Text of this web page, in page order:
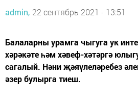
admin, 22 сентябрь 2021 - 13:51
Балаларны урамга чыгуга ук
хәрәкәте һәм хәвеф-хәтәргә
сагалый. Нәни җәяүлеләребез
әзер булырга тиеш.